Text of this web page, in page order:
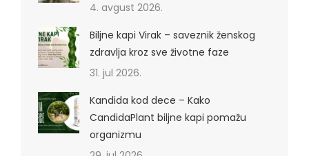
4. avgust 2026.
Biljne kapi Virak – saveznik ženskog
zdravlja kroz sve životne faze
31. jul 2026.
Kandida kod dece – Kako
CandidaPlant biljne kapi pomažu
organizmu